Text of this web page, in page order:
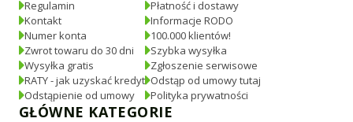
Regulamin
Kontakt
Numer konta
Zwrot towaru do 30 dni
Wysyłka gratis
RATY - jak uzyskać kredyt
Odstąpienie od umowy
Płatność i dostawy
Informacje RODO
100.000 klientów!
Szybka wysyłka
Zgłoszenie serwisowe
Odstąp od umowy tutaj
Polityka prywatności
GŁÓWNE KATEGORIE